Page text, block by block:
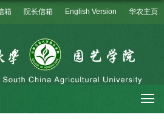
箱 院长信箱 English Version 华农主页